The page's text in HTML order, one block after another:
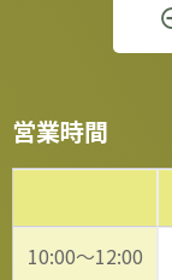
営業時間
10:00～12:00